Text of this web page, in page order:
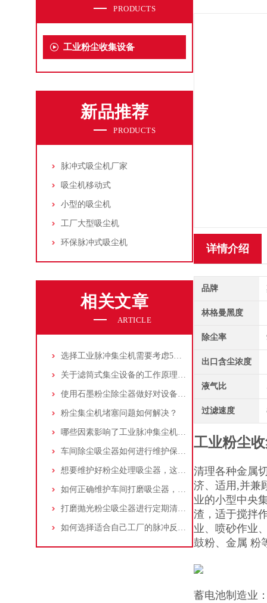
PRODUCTS
工业粉尘收集设备
新品推荐
PRODUCTS
脉冲式吸尘机厂家
吸尘机移动式
小型的吸尘机
工厂大型吸尘机
环保脉冲式吸尘机
相关文章
ARTICLE
选择工业脉冲集尘机需要考虑5大因素,你都了解吗?
关于滤筒式集尘设备的工作原理及特点说明
使用石墨粉尘除尘器做好对设备的维护十分重要
粉尘集尘机堵塞问题如何解决？
哪些因素影响了工业脉冲集尘机的使用寿命？
车间除尘吸尘器如何进行维护保养？
想要维护好粉尘处理吸尘器，这几个措施真的很重要！
如何正确维护车间打磨吸尘器，延长使用寿命
打磨抛光粉尘吸尘器进行定期清理的重要性
如何选择适合自己工厂的脉冲反吹工业集尘器
详情介绍
品牌
林格曼黑度
除尘率
出口含尘浓度
液气比
过滤速度
工业粉尘
清理各种金属
济、适用,并兼
业的小型中央
渣，适于搅拌
业、喷砂作业
鼓粉、金属 粉
蓄电池制造业